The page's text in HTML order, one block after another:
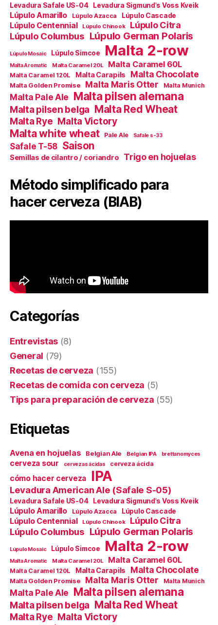
Levadura Safale US-04 Levadura Sigmund's Voss Kveik
Lúpulo Amarillo Lúpulo Azacca Lúpulo Cascade
Lúpulo Centennial Lúpulo Chinook Lúpulo Citra
Lúpulo Columbus Lúpulo German Polaris
Lúpulo Mosaic Lúpulo Simcoe Malta 2-row
Malta Aromatic Malta Caramel 20L Malta Caramel 60L
Malta Caramel 120L Malta Carapils Malta Chocolate
Malta Golden Promise Malta Maris Otter Malta Munich
Malta Pale Ale Malta pilsen alemana
Malta pilsen belga Malta Red Wheat
Malta Rye Malta Victory
Malta white wheat Pale Ale Safale s-33
Safale T-58 Saison
Semillas de cilantro / coriandro Trigo en hojuelas
Método simplificado para
hacer cerveza (BIAB)
Categorías
Entrevistas (8)
General (79)
Recetas de cerveza (155)
Recetas de comida con cerveza (5)
Tips para preparación de cerveza (55)
Etiquetas
Avena en hojuelas Belgian Ale Belgian IPA brettanomyces
cerveza sour cervezas ácidas cerveza ácida
cómo hacer cerveza IPA
Levadura American Ale (Safale S-05)
Levadura Safale US-04 Levadura Sigmund's Voss Kveik
Lúpulo Amarillo Lúpulo Azacca Lúpulo Cascade
Lúpulo Centennial Lúpulo Chinook Lúpulo Citra
Lúpulo Columbus Lúpulo German Polaris
Lúpulo Mosaic Lúpulo Simcoe Malta 2-row
Malta Aromatic Malta Caramel 20L Malta Caramel 60L
Malta Caramel 120L Malta Carapils Malta Chocolate
Malta Golden Promise Malta Maris Otter Malta Munich
Malta Pale Ale Malta pilsen alemana
Malta pilsen belga Malta Red Wheat
Malta Rye Malta Victory